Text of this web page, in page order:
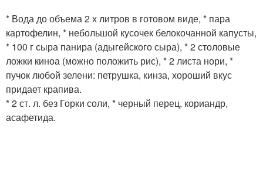
* Вода до объема 2 х литров в готовом виде, * пара
картофелин, * небольшой кусочек белокочанной капусты,
* 100 г сыра панира (адыгейского сыра), * 2 столовые
ложки киноа (можно положить рис), * 2 листа нори, *
пучок любой зелени: петрушка, кинза, хороший вкус
придает крапива.
* 2 ст. л. без Горки соли, * черный перец, кориандр,
асафетида.